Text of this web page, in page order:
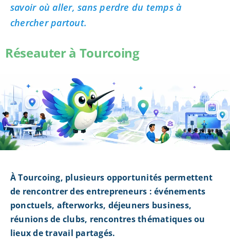
savoir où aller, sans perdre du temps à
chercher partout.
Réseauter à Tourcoing
À Tourcoing, plusieurs opportunités permettent
de rencontrer des entrepreneurs : événements
ponctuels, afterworks, déjeuners business,
réunions de clubs, rencontres thématiques ou
lieux de travail partagés.